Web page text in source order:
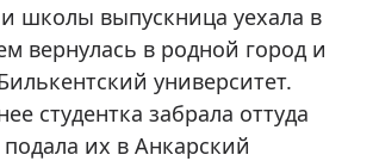
школы выпускница уехала в
вернулась в родной город и
университет.
студентка забрала оттуда
их в Анкарский